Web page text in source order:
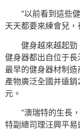
“以前看到這些
天天都要來練會兒，
健身越來越起
健身器都出自位于
最早的健身器材制
產物廣泛全國并遠
元。
“澳瑞特的生長
特副總司理汪興平易